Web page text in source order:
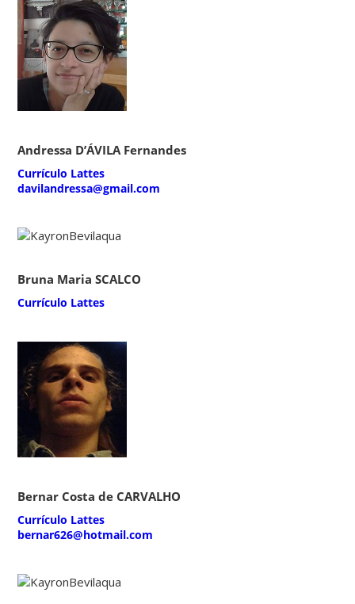
Andressa D’ÁVILA Fernandes
Currículo Lattes
davilandressa@gmail.com
Bruna Maria SCALCO
Currículo Lattes
Bernar Costa de CARVALHO
Currículo Lattes
bernar626@hotmail.com